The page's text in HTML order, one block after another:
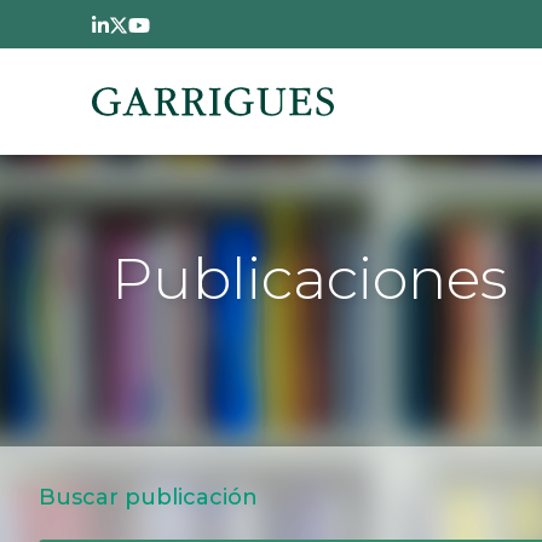
Pasar al contenido principal
Publicaciones
Buscar publicación